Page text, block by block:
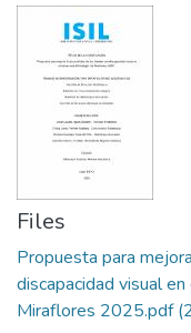
Files
Propuesta para
discapacidad visual
Miraflores 2025.pdf